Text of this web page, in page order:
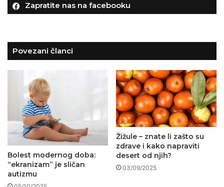
Zapratite nas na facebooku
Povezani članci
Bolest modernog doba:
“ekranizam” je sličan
autizmu
Žižule – znate li zašto su
zdrave i kako napraviti
desert od njih?
03/09/2025